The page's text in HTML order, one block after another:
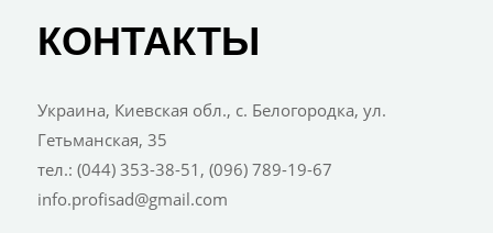
КОНТАКТЫ
Украина, Киевская обл., с. Белогородка, ул.
Гетьманская, 35
тел.: (044) 353-38-51, (096) 789-19-67
info.profisad@gmail.com